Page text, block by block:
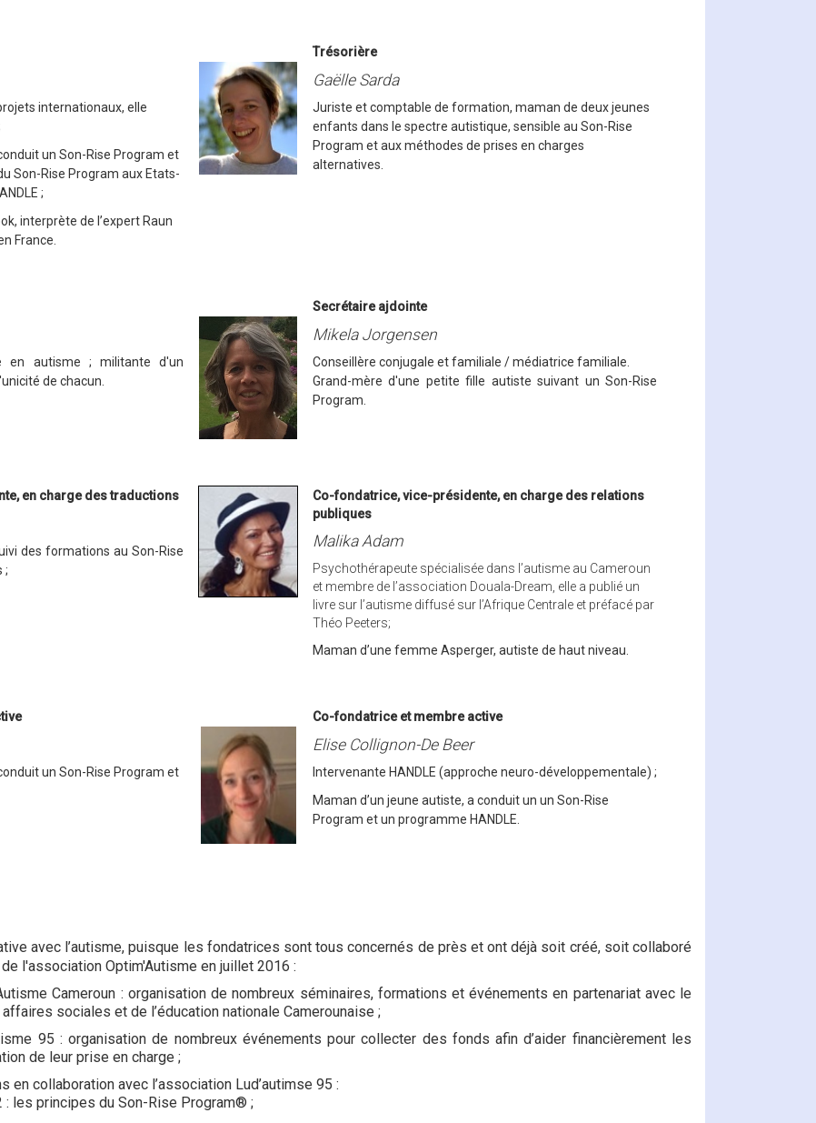
internationaux, elle
un Son-Rise Program et
Son-Rise Program aux Etats-
;
interprète de l’expert Raun
France.
Trésorière
Gaëlle Sarda
Juriste et comptable de formation, maman de deux jeunes
enfants dans le spectre autistique, sensible au Son-Rise
Program et aux méthodes de prises en charges
alternatives.
en autisme ; militante d'un
de chacun.
Secrétaire ajdointe
Mikela Jorgensen
Conseillère conjugale et familiale / médiatrice familiale.
Grand-mère d'une petite fille autiste suivant un Son-Rise
Program.
en charge des traductions
des formations au Son-Rise
;
Co-fondatrice, vice-présidente, en charge des relations
publiques
Malika Adam
Psychothérapeute spécialisée dans l’autisme au Cameroun
et membre de l’association Douala-Dream, elle a publié un
livre sur l’autisme diffusé sur l’Afrique Centrale et préfacé par
Théo Peeters;
Maman d’une femme Asperger, autiste de haut niveau.
un Son-Rise Program et
Co-fondatrice et membre active
Elise Collignon-De Beer
Intervenante HANDLE (approche neuro-développementale) ;
Maman d’un jeune autiste, a conduit un un Son-Rise
Program et un programme HANDLE.
avec l’autisme, puisque les fondatrices sont tous concernés de près et ont déjà soit créé, soit collaboré
l'association Optim'Autisme en juillet 2016 :
Cameroun : organisation de nombreux séminaires, formations et événements en partenariat avec le
sociales et de l’éducation nationale Camerounaise ;
95 : organisation de nombreux événements pour collecter des fonds afin d’aider financièrement les
de leur prise en charge ;
collaboration avec l’association Lud’autimse 95 :
: les principes du Son-Rise Program® ;